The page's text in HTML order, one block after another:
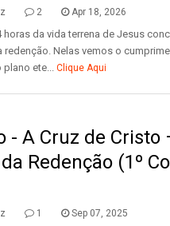
2 Apr 18, 2026
horas da vida terrena de Jesus
redenção. Nelas vemos o
plano ete... Clique Aqui
- A Cruz de Cristo
Redenção (1º
1 Sep 07, 2025